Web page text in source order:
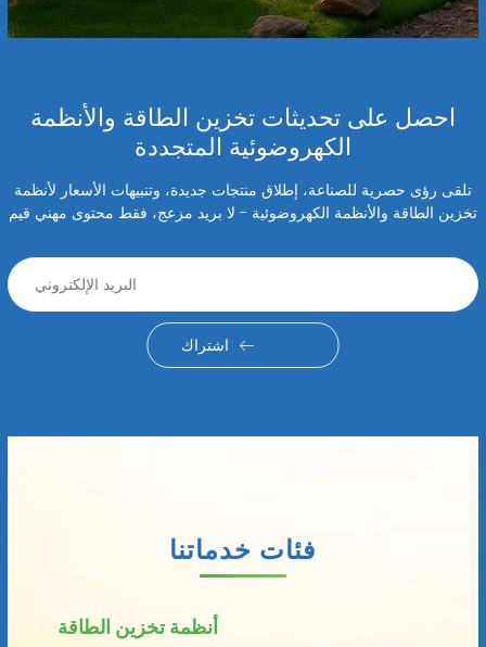
احصل على تحديثات تخزين الطاقة والأنظمة
الكهروضوئية المتجددة
تلقى رؤى حصرية للصناعة، إطلاق منتجات جديدة، وتنبيهات الأسعار لأنظمة
تخزين الطاقة والأنظمة الكهروضوئية - لا بريد مزعج، فقط محتوى مهني قيم
اشتراك
فئات خدماتنا
أنظمة تخزين الطاقة